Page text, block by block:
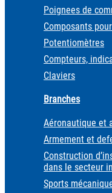
Poignees de
Composants
Potentiomètres
Compteurs,
Claviers
Branches
Aéronautique et
Armement et
Construction
dans le secteur
Sports